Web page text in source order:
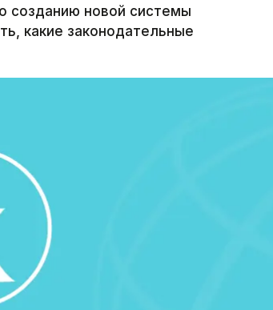
созданию новой системы
какие законодательные